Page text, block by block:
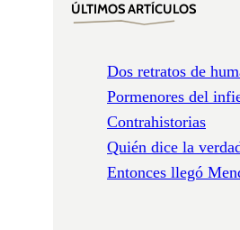
ÚLTIMOS ARTÍCULOS
Dos retratos de
Pormenores del
Contrahistorias
Quién dice la
Entonces llegó